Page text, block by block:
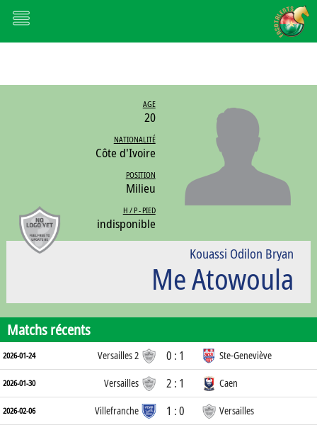
AGE
20
NATIONALITÉ
Côte d'Ivoire
POSITION
Milieu
H / P - PIED
indisponible
Kouassi Odilon Bryan
Me Atowoula
Matchs récents
2026-01-24 Versailles 2 0 : 1 Ste-Geneviève
2026-01-30 Versailles 2 : 1 Caen
2026-02-06 Villefranche 1 : 0 Versailles